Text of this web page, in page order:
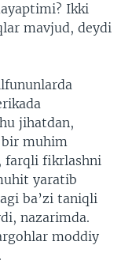
Ikki
mavjud, deydi
jihatdan,
bir muhim
farqli fikrlashni
yaratib
ba’zi taniqli
nazarimda.
moddiy